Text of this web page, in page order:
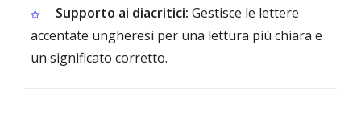
Supporto ai diacritici: Gestisce le lettere
accentate ungheresi per una lettura più chiara e
un significato corretto.